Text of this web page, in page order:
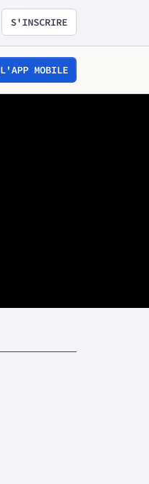
S'INSCRIRE
L'APP MOBILE